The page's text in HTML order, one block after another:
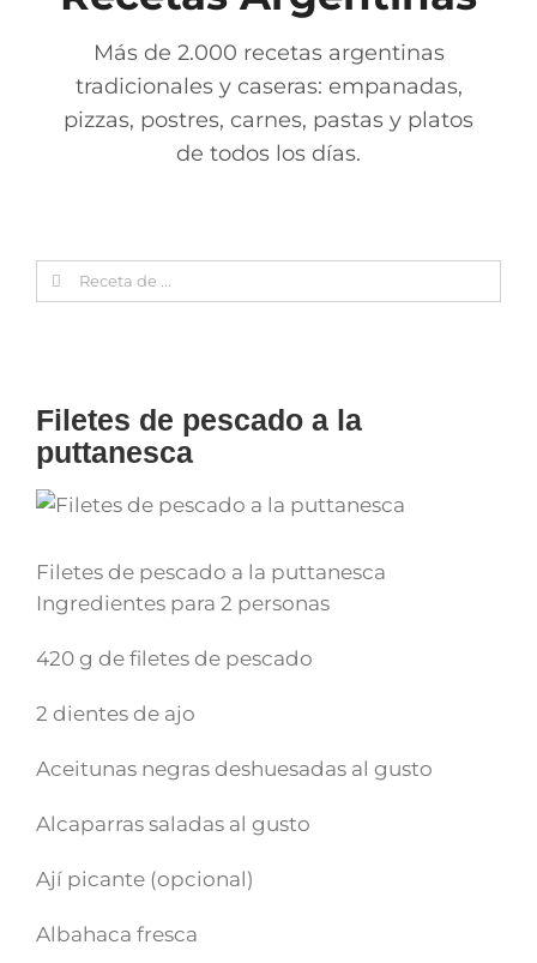
Más de 2.000 recetas argentinas
tradicionales y caseras: empanadas,
pizzas, postres, carnes, pastas y platos
de todos los días.
Search
for:
Filetes de pescado a la
puttanesca
Filetes de pescado a la puttanesca
Ingredientes para 2 personas
420 g de filetes de pescado
2 dientes de ajo
Aceitunas negras deshuesadas al gusto
Alcaparras saladas al gusto
Ají picante (opcional)
Albahaca fresca